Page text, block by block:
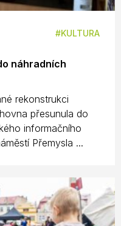
KULTURA
náhradních
rekonstrukci
přesunula do
informačního
Přemysla ...